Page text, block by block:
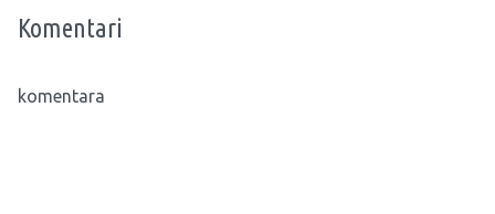
Komentari
komentara